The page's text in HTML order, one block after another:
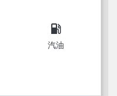
local_gas_station
汽油